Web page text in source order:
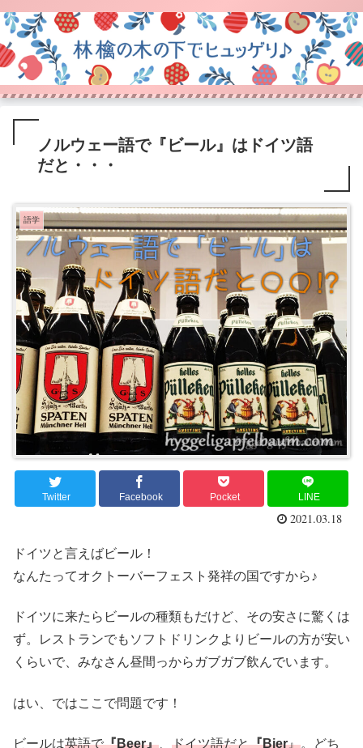
ノルウェー語で『ビール』はドイツ語
だと・・・
語学
Twitter Facebook Pocket LINE
2021.03.18
ドイツと言えばビール！
なんたってオクトーバーフェスト発祥の国ですから♪
ドイツに来たらビールの種類もだけど、その安さに驚くは
ず。レストランでもソフトドリンクよりビールの方が安い
くらいで、みなさん昼間っからガブガブ飲んでいます。
はい、ではここで問題です！
ビールは英語で『Beer』 ドイツ語だと『Bier』。どち